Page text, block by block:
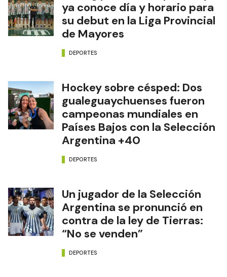
ya conoce día y horario para
su debut en la Liga Provincial
de Mayores
DEPORTES
Hockey sobre césped: Dos
gualeguaychuenses fueron
campeonas mundiales en
Países Bajos con la Selección
Argentina +40
DEPORTES
Un jugador de la Selección
Argentina se pronunció en
contra de la ley de Tierras:
“No se venden”
DEPORTES